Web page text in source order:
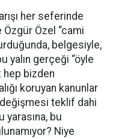
her seferinde
Özel “cami
belgesiyle,
yalın gerçeği “öyle
hep bizden
koruyan kanunlar
teklif dahi
bu
Niye